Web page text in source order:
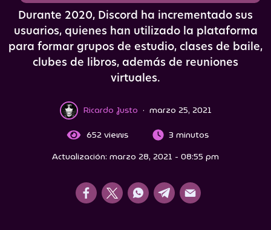
Durante 2020, Discord ha incrementado sus
usuarios, quienes han utilizado la plataforma
para formar grupos de estudio, clases de baile,
clubes de libros, además de reuniones
virtuales.
Ricardo Justo · marzo 25, 2021
652views
3 minutos
Actualización: marzo 28, 2021 - 08:55 pm